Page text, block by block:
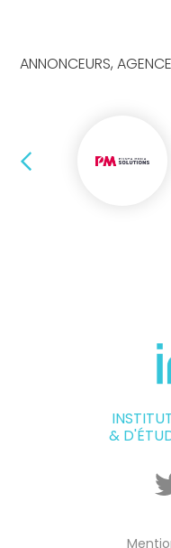
ANNONCEURS,
Précédent
&